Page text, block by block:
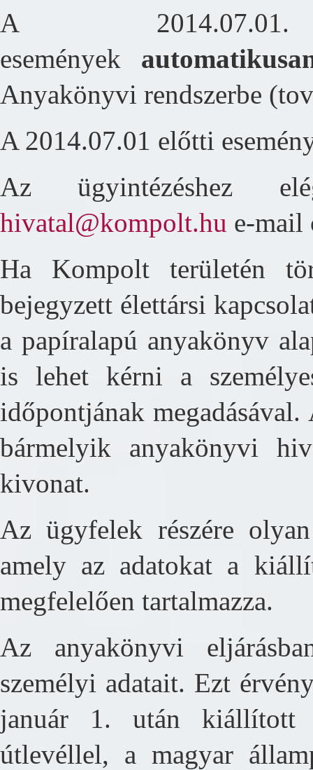
A
események
Anyakönyvi rendszerbe
A 2014.07.01 előtti
Az ügyintézéshez
hivatal@kompolt.hu e-
Ha Kompolt területén
bejegyzett élettársi
a papíralapú anyakönyv
is lehet kérni a
időpontjának
bármelyik anyakönyvi
kivonat.
Az ügyfelek részére
amely az adatokat a
megfelelően tartalmazza.
Az anyakönyvi
személyi adatait. Ezt
január 1. után kiállított
útlevéllel, a magyar